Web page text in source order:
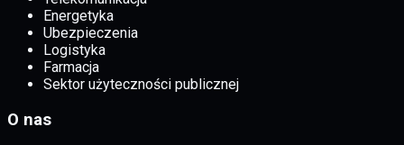
Energetyka
Ubezpieczenia
Logistyka
Farmacja
Sektor użyteczności publicznej
O nas